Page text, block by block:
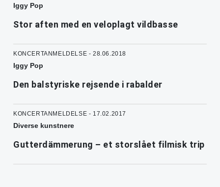
Iggy Pop
Stor aften med en veloplagt vildbasse
KONCERTANMELDELSE - 28.06.2018
Iggy Pop
Den balstyriske rejsende i rabalder
KONCERTANMELDELSE - 17.02.2017
Diverse kunstnere
Gutterdämmerung – et storslået filmisk trip